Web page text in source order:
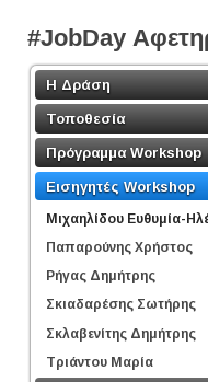
#JobDay
Η Δράση
Τοποθεσία
Πρόγραμμα Workshop
Εισηγητές Workshop
Μιχαηλίδου Ευθυμία-
Παπαρούνης Χρήστος
Ρήγας Δημήτρης
Σκιαδαρέσης Σωτήρης
Σκλαβενίτης Δημήτρης
Τριάντου Μαρία